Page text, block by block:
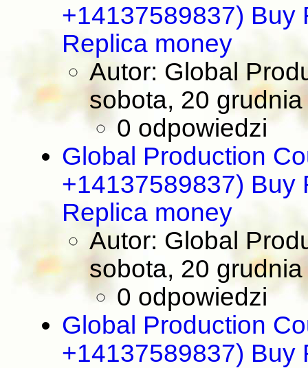
+14137589837) Buy
Replica money
Autor: Global
sobota, 20
0 odpowiedzi
Global Production
+14137589837) Buy
Replica money
Autor: Global
sobota, 20
0 odpowiedzi
Global Production
+14137589837) Buy